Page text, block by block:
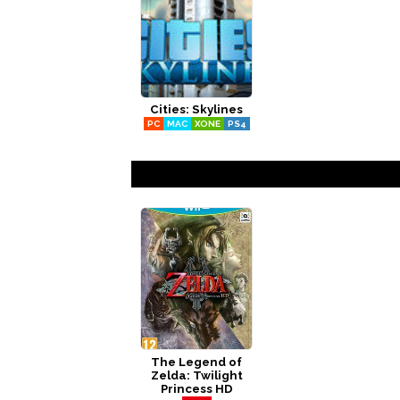
Cities: Skylines
PC MAC XONE PS4
The Legend of
Zelda: Twilight
Princess HD